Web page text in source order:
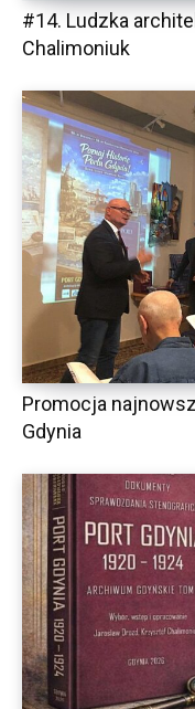
#14. Ludzka
Chalimoniuk
Promocja
Gdynia